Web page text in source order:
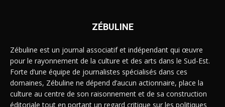
ZÉBULINE
Zébuline est un journal associatif et indépendant qui œuvre
pour le rayonnement de la culture et des arts dans le Sud-Est.
Forte d’une équipe de journalistes spécialisés dans ces
domaines, Zébuline ne dépend d’aucun actionnaire, place la
culture au centre de son raisonnement et de sa construction
éditoriale tout en portant un regard critique sur les politiques